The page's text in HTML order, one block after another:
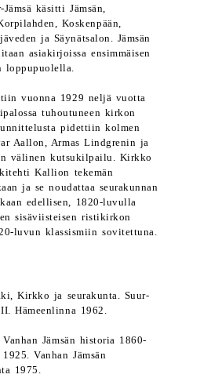
käsitti Jämsän,
Koskenpään,
ja Säynätsalon. Jämsän
asiakirjoissa ensimmäisen
loppupuolella.
vuonna 1929 neljä vuotta
tuhoutuneen kirkon
pidettiin kolmen
Aallon, Armas Lindgrenin ja
välinen kutsukilpailu. Kirkko
Kallion tekemän
ja se noudattaa seurakunnan
edellisen, 1820-luvulla
sisäviisteisen ristikirkon
luvun klassismiin sovitettuna.
Kirkko ja seurakunta. Suur-
Hämeenlinna 1962.
Jämsän historia 1860-
Vanhan Jämsän
1975.